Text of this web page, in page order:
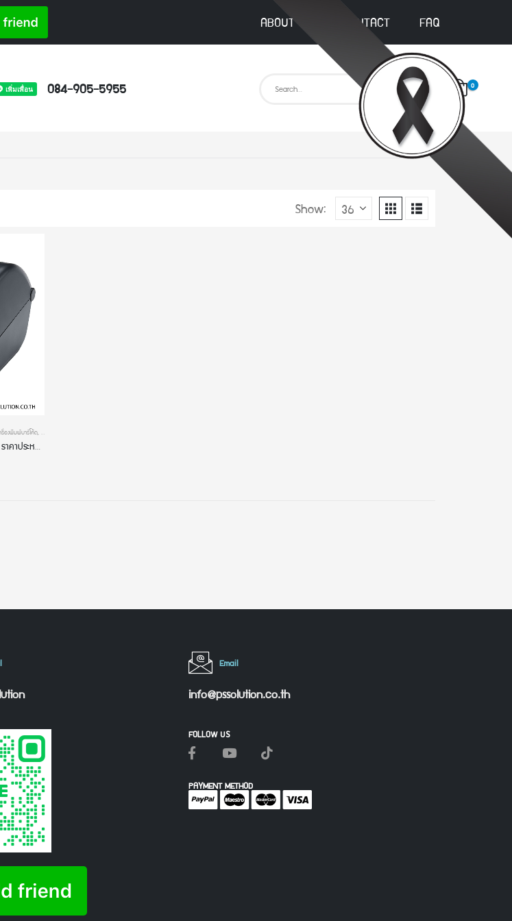
ABOUT US CONTACT FAQ
084-905-5955 0
Show:
รื่องพิมพ์บาร์โค้ด,เครื่องพิมพ์สติกเกอร์
เครื่องพิมพ์ฉลากบาร์โค้ด ZEBRA ZD220 ราคาประหยัด พิมพ์ชัด ทนทาน เหมาะกับทุกธุรกิจ
Email
info@pssolution.co.th
FOLLOW US
PAYMENT METHOD